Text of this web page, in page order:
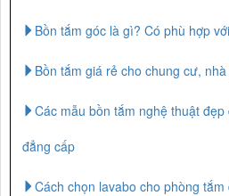
Bồn tắm góc là gì? Có phù hợp
Bồn tắm giá rẻ cho chung cư,
Các mẫu bồn tắm nghệ thuật
đẳng cấp
Cách chọn lavabo cho phòng